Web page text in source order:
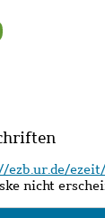
ezb.ur.de/
nicht